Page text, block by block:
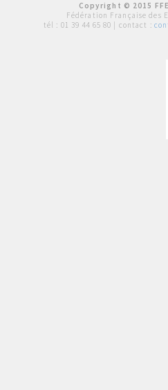
Copyright © 2015
Fédération Française des
tél : 01 39 44 65 80 | contact :